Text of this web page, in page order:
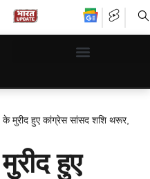
मुरीद हुए कांग्रेस सांसद शशि थरूर,
हुए